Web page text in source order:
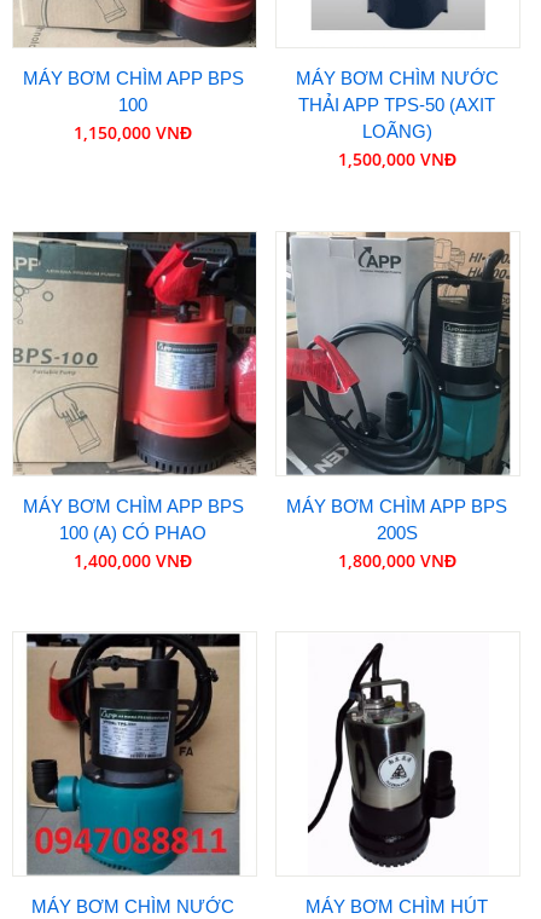
MÁY BƠM CHÌM APP BPS
100
1,150,000 VNĐ
MÁY BƠM CHÌM NƯỚC
THẢI APP TPS-50 (AXIT
LOÃNG)
1,500,000 VNĐ
MÁY BƠM CHÌM APP BPS
100 (A) CÓ PHAO
1,400,000 VNĐ
MÁY BƠM CHÌM APP BPS
200S
1,800,000 VNĐ
MÁY BƠM CHÌM NƯỚC
MÁY BƠM CHÌM HÚT